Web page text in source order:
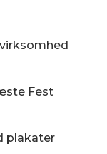
Fest
plakater